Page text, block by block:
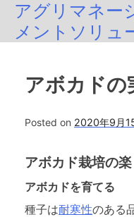
Skipアグリマネー
メントソリュ
アボカドの
Posted on 2020年9月
アボカド栽培の
アボカドを育てる
種子は耐寒性のある